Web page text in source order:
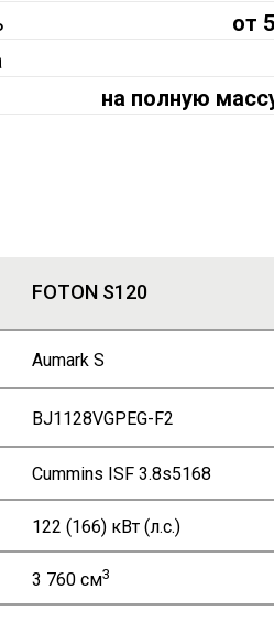
от
на полную
FOTON S120
Aumark S
BJ1128VGPEG-F2
Cummins ISF 3.8s5168
122 (166) кВт (л.с.)
3 760 см3